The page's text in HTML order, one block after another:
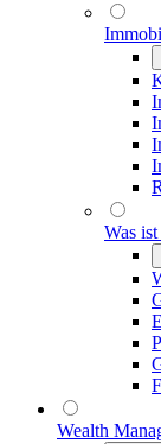
Was
Wealth